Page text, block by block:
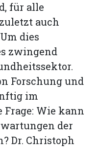
für alle
auch
dies
zwingend
Forschung und
im
Frage: Wie kann
der
Dr. Christoph